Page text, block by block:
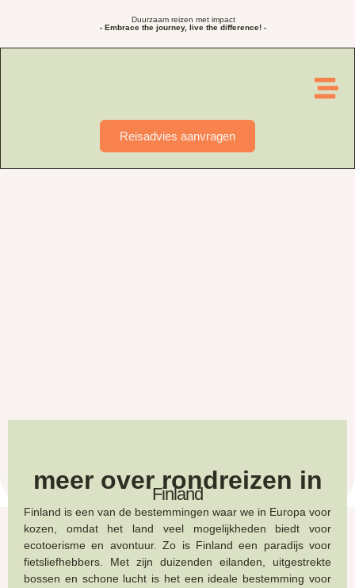
Duurzaam reizen met impact
- Embrace the journey, live the difference! -
Reisadvies aanvragen
meer over rondreizen in
Finland
Finland is een van de bestemmingen waar we in Europa voor
kozen, omdat het land veel mogelijkheden biedt voor
ecotoerisme en avontuur. Zo is Finland een paradijs voor
fietsliefhebbers. Met zijn duizenden eilanden, uitgestrekte
bossen en schone lucht is het een ideale bestemming voor